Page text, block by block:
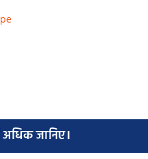
अधिक जानिए।